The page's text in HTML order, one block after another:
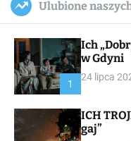
c
a
a
s
W
i
e
Ulubione
1
Ich
w Gdyni
24 lipca
ICH
gaj”